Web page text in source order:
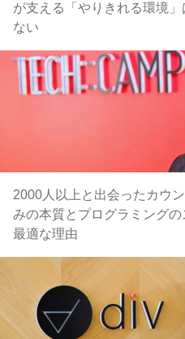
が支える「やりきれる環境
ない
2000人以上と出会ったカウ
みの本質とプログラミング
最適な理由